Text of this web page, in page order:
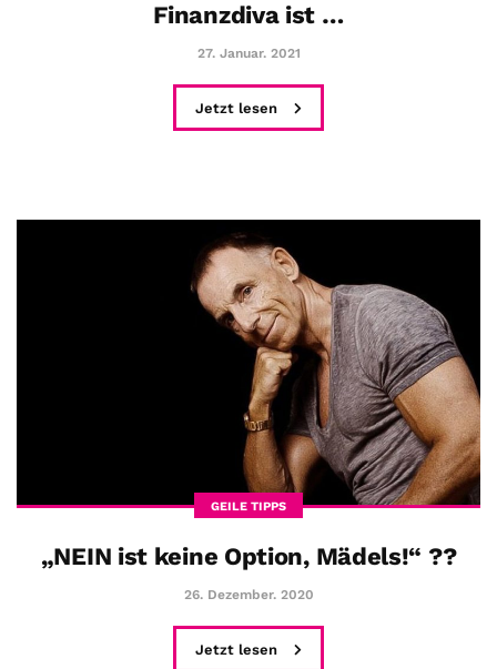
Finanzdiva ist …
27. Januar. 2021
Jetzt lesen
GEILE TIPPS
„NEIN ist keine Option, Mädels!“ ??
26. Dezember. 2020
Jetzt lesen